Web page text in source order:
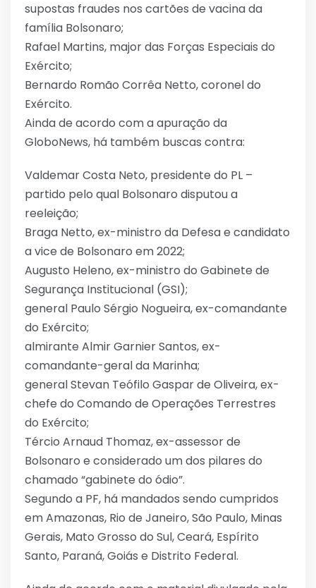
supostas fraudes nos cartões de vacina da
família Bolsonaro;
Rafael Martins, major das Forças Especiais do
Exército;
Bernardo Romão Corrêa Netto, coronel do
Exército.
Ainda de acordo com a apuração da
GloboNews, há também buscas contra:
Valdemar Costa Neto, presidente do PL –
partido pelo qual Bolsonaro disputou a
reeleição;
Braga Netto, ex-ministro da Defesa e candidato
a vice de Bolsonaro em 2022;
Augusto Heleno, ex-ministro do Gabinete de
Segurança Institucional (GSI);
general Paulo Sérgio Nogueira, ex-comandante
do Exército;
almirante Almir Garnier Santos, ex-
comandante-geral da Marinha;
general Stevan Teófilo Gaspar de Oliveira, ex-
chefe do Comando de Operações Terrestres
do Exército;
Tércio Arnaud Thomaz, ex-assessor de
Bolsonaro e considerado um dos pilares do
chamado “gabinete do ódio”.
Segundo a PF, há mandados sendo cumpridos
em Amazonas, Rio de Janeiro, São Paulo, Minas
Gerais, Mato Grosso do Sul, Ceará, Espírito
Santo, Paraná, Goiás e Distrito Federal.